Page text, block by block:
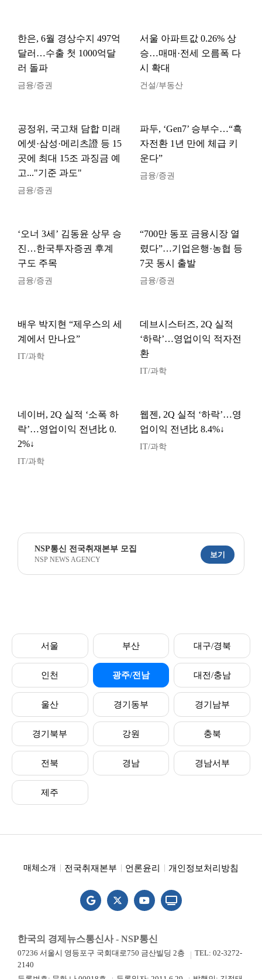
한은, 6월 경상수지 497억
달러…수출 첫 1000억달
러 돌파
금융/증권
서울 아파트값 0.26% 상
승…매매·전세 오름폭 다
시 확대
건설/부동산
공정위, 국고채 담합 미래
에셋·삼성·메리츠證 등 15
곳에 최대 15조 과징금 예
고..."기준 과도"
금융/증권
파두, ‘Gen7’ 승부수…“흑
자전환 1년 만에 체급 키
운다”
금융/증권
‘오너 3세’ 김동윤 상무 승
진…한국투자증권 후계
구도 주목
금융/증권
“700만 동포 금융시장 열
렸다”…기업은행·농협 등
7곳 동시 출발
금융/증권
배우 박지현 “제우스의 세
계에서 만나요”
IT/과학
데브시스터즈, 2Q 실적
‘하락’…영업이익 적자전
환
IT/과학
네이버, 2Q 실적 ‘소폭 하
락’…영업이익 전년比 0.
2%↓
IT/과학
웹젠, 2Q 실적 ‘하락’…영
업이익 전년比 8.4%↓
IT/과학
NSP통신 전국취재본부 모집
NSP NEWS AGENCY
보기
서울 부산 대구/경북
인천 광주/전남 대전/충남
울산 경기동부 경기남부
경기북부 강원 충북
전북 경남 경남서부
제주
매체소개 전국취재본부 언론윤리 개인정보처리방침
한국의 경제뉴스통신사 - NSP통신
07236 서울시 영등포구 국회대로750 금산빌딩 2층
TEL: 02-3272-
2140